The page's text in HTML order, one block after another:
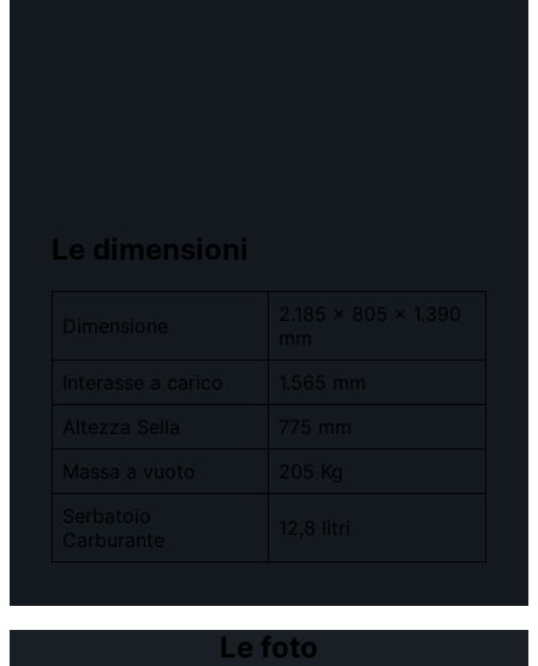
Le dimensioni
Dimensione
2.185 x 805 x 1.390
mm
Interasse a carico
1.565 mm
Altezza Sella
775 mm
Massa a vuoto
205 Kg
Serbatoio
Carburante
12,8 litri
Le foto